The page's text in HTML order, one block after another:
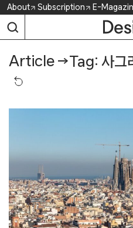
Skip
content
About Subscription E-
Article →Tag: 사그